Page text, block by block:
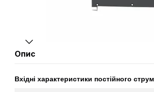
Опис
Вхідні характеристики постійного